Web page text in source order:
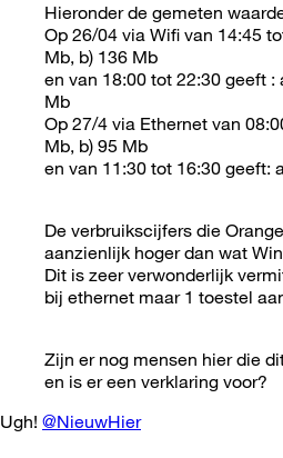
Hieronder de gemeten
Op 26/04 via Wifi van 14:45
Mb, b) 136 Mb
en van 18:00 tot 22:30 geeft :
Mb
Op 27/4 via Ethernet van
Mb, b) 95 Mb
en van 11:30 tot 16:30 geeft:
De verbruikscijfers die
aanzienlijk hoger dan wat
Dit is zeer verwonderlijk
bij ethernet maar 1 toestel
Zijn er nog mensen hier die
en is er een verklaring voor?
Ugh! @NieuwHier